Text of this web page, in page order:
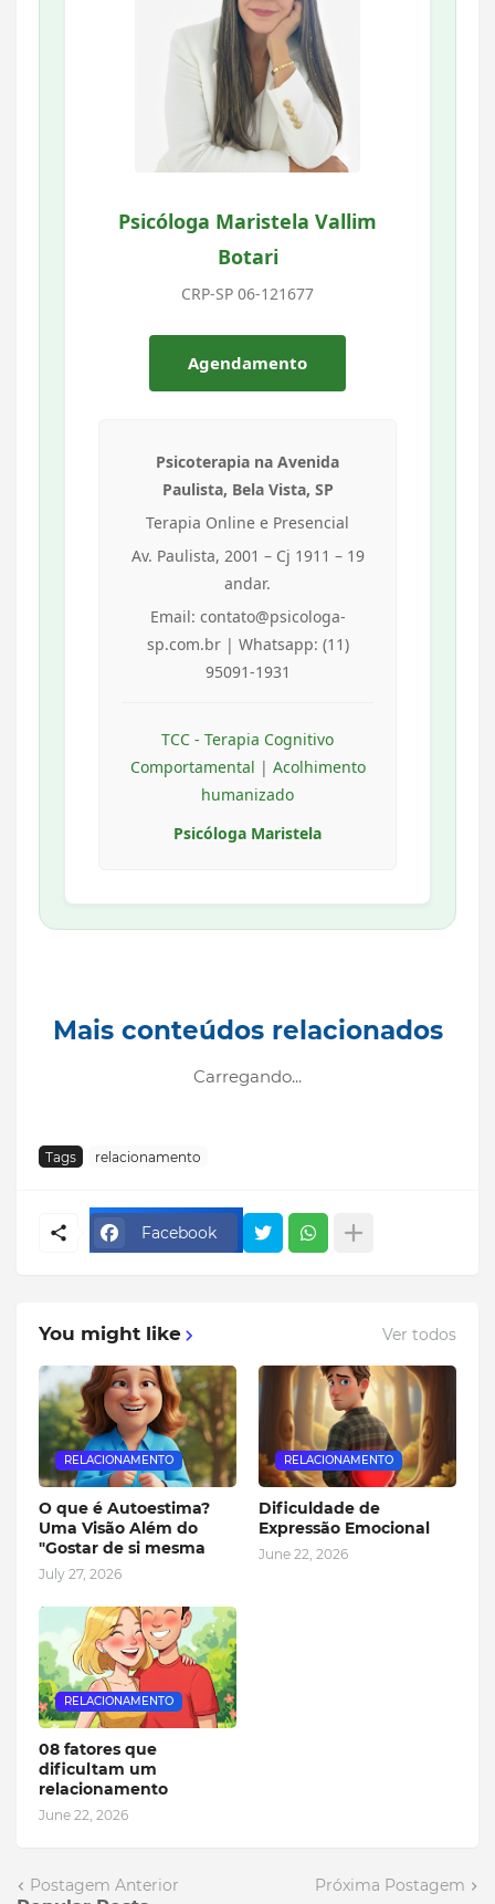
Psicóloga Maristela Vallim
Botari
CRP-SP 06-121677
Agendamento
Psicoterapia na Avenida
Paulista, Bela Vista, SP
Terapia Online e Presencial
Av. Paulista, 2001 – Cj 1911 – 19
andar.
Email: contato@psicologa-
sp.com.br | Whatsapp: (11)
95091-1931
TCC - Terapia Cognitivo
Comportamental | Acolhimento
humanizado
Psicóloga Maristela
Mais conteúdos relacionados
Carregando...
Tags relacionamento
Facebook
You might like Ver todos
RELACIONAMENTO
O que é Autoestima?
Uma Visão Além do
"Gostar de si mesma
July 27, 2026
RELACIONAMENTO
Dificuldade de
Expressão Emocional
June 22, 2026
RELACIONAMENTO
08 fatores que
dificultam um
relacionamento
June 22, 2026
Postagem Anterior Próxima Postagem